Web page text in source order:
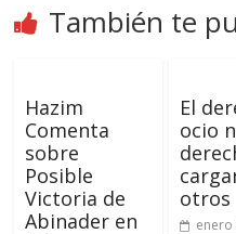
También te
Hazim
Comenta
sobre
Posible
Victoria de
Abinader en
El
ocio
otros
enero